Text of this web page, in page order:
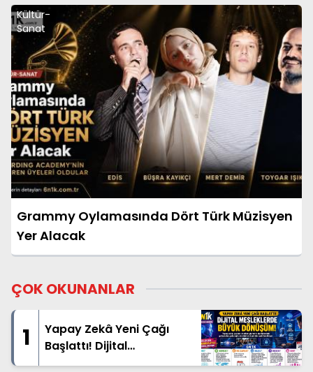
Kültür-
Sanat
Grammy Oylamasında Dört Türk Müzisyen
Yer Alacak
ÇOK OKUNANLAR
1
Yapay Zekâ Yeni Çağı
Başlattı! Dijital
Mesleklerde Büyük